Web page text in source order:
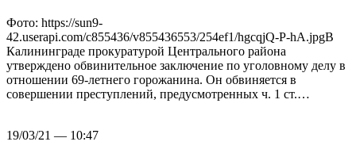
Фото: https://sun9-
42.userapi.com/c855436/v855436553/254ef1/hgcqjQ-P-hA.jpgВ
Калининграде прокуратурой Центрального района
утверждено обвинительное заключение по уголовному делу в
отношении 69-летнего горожанина. Он обвиняется в
совершении преступлений, предусмотренных ч. 1 ст.…
19/03/21 — 10:47